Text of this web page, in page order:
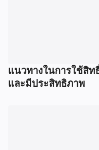
แนวทางในการใช้สิ
และมีประสิทธิภาพ